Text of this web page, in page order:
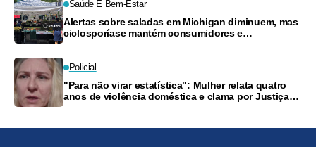
Saúde E Bem-Estar
Alertas sobre saladas em Michigan diminuem, mas
ciclosporíase mantém consumidores e
Policial
"Para não virar estatística": Mulher relata quatro
anos de violência doméstica e clama por Justiça